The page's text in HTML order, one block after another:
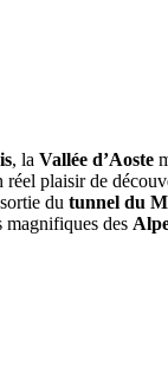
, la Vallée d’Aoste
plaisir de
du tunnel du
magnifiques des